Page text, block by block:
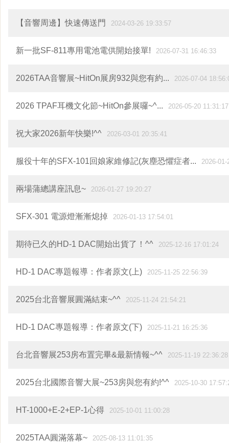
【音響周邊】快速傳送門 2024-03-26 19:33:57
新一批SF-811專用電池電供開始接單! 2026-07-31 16:46:33
2026TAA音響展~HitOn展房932與您有約... 2026-07-04
2026 TPAF耳機文化節~HitOn參展囉~^... 2026-05-20 11:31:17
祝大家2026新年快樂!^^ 2026-03-01 20:35:41
服役十年的SFX-101回娘家維修記(灰塵恐懼症者... 2026-
兩場蒲總講座訊息~ 2026-01-27 19:20:27
SFX-301 電源燈漸漸熄掉 2026-01-13 17:54:01
期待已久的HD-1 DAC開始出貨了！^^ 2025-12-16 17:01:24
HD-1 DAC專題報導：作者原文(上) 2025-11-25 22:56:39
2025台北音響展圓滿結束~^^ 2025-11-24 21:54:21
HD-1 DAC專題報導：作者原文(下) 2025-11-21 16:25:36
台北音響展253房布置完畢&最新情報~^^ 2025-11-19 22:36:28
2025台北國際音響大展~253房與您有約!^^ 2025-10-30
HT-1000+E-2+EP-1心得 2025-10-01 11:00:28
2025TAA圓滿落幕~ 2025-08-13 11:01:35